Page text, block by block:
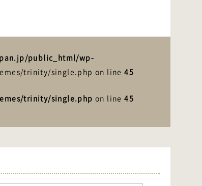
public_html/wp-
trinity/single.php on line45
trinity/single.php on line45